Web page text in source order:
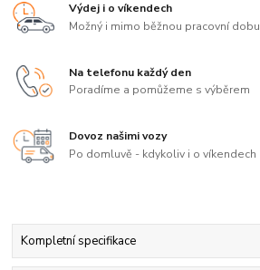
Výdej i o víkendech
Možný i mimo běžnou pracovní dobu
Na telefonu každý den
Poradíme a pomůžeme s výběrem
Dovoz našimi vozy
Po domluvě - kdykoliv i o víkendech
Kompletní specifikace